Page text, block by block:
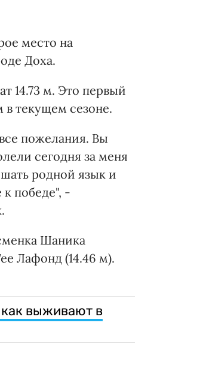
место на
Доха.
14.73 м. Это первый
текущем сезоне.
пожелания. Вы
сегодня за меня
родной язык и
победе", -
Шаника
Лафонд (14.46 м).
как выживают в